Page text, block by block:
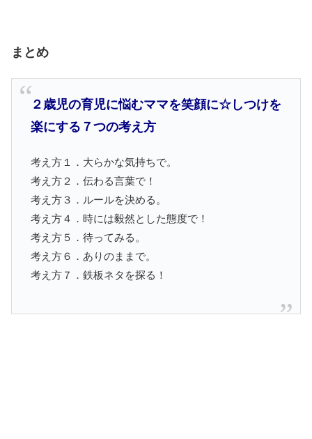
まとめ
２歳児の育児に悩むママを笑顔に☆しつけを
楽にする７つの考え方
考え方１．大らかな気持ちで。
考え方２．伝わる言葉で！
考え方３．ルールを決める。
考え方４．時には毅然とした態度で！
考え方５．待ってみる。
考え方６．ありのままで。
考え方７．鉄板ネタを探る！